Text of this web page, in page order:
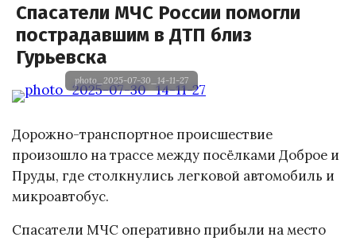
Спасатели МЧС России помогли
пострадавшим в ДТП близ
Гурьевска
photo_2025-07-30_14-11-27
Дорожно-транспортное происшествие
произошло на трассе между посёлками Доброе и
Пруды, где столкнулись легковой автомобиль и
микроавтобус.
Спасатели МЧС оперативно прибыли на место